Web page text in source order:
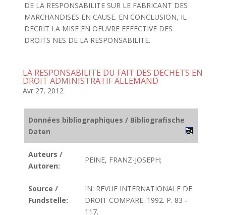
DE LA RESPONSABILITE SUR LE FABRICANT DES
MARCHANDISES EN CAUSE. EN CONCLUSION, IL
DECRIT LA MISE EN OEUVRE EFFECTIVE DES
DROITS NES DE LA RESPONSABILITE.
LA RESPONSABILITE DU FAIT DES DECHETS EN
DROIT ADMINISTRATIF ALLEMAND
Avr 27, 2012
Données bibliographiques / Bibliografische
Daten
Auteurs /
Autoren:
PEINE, FRANZ-JOSEPH;
Source /
Fundstelle:
IN: REVUE INTERNATIONALE DE
DROIT COMPARE. 1992. P. 83 -
117.